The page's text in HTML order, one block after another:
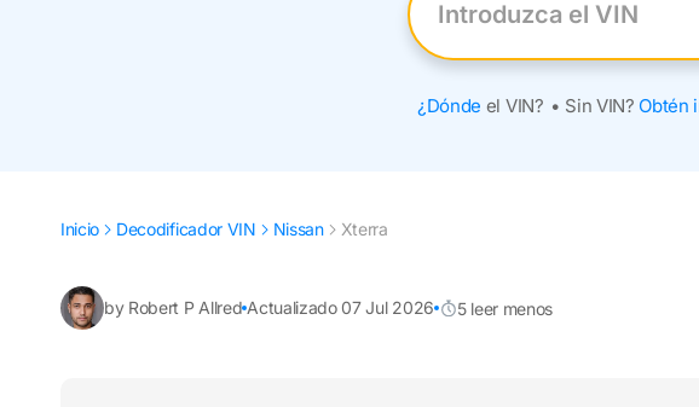
Introduzca el VIN
¿Dónde el VIN? • Sin VIN? Obtén
Inicio Decodificador VIN Nissan Xterra
by Robert P Allred Actualizado 07 Jul 2026 5 leer menos